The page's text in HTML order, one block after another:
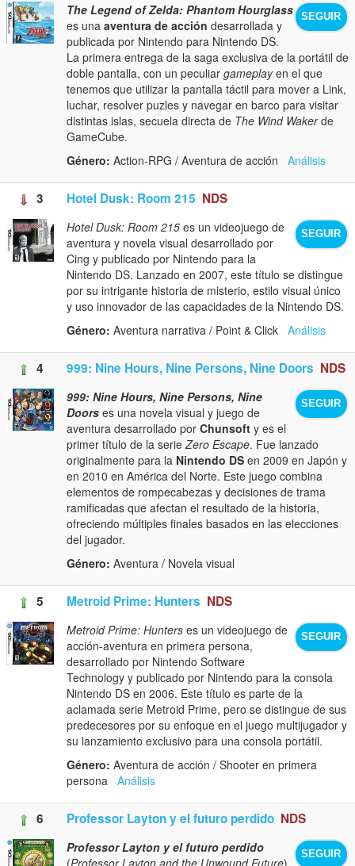
SEGUIR
The Legend of Zelda: Phantom Hourglass
es una aventura de acción desarrollada y
publicada por Nintendo para Nintendo DS.
La primera entrega de la saga exclusiva de la portátil de
doble pantalla, con un peculiar gameplayen el que
tenemos que utilizar la pantalla táctil para mover a Link,
luchar, resolver puzles y navegar en barco para visitar
distintas islas, secuela directa de The Wind Wakerde
GameCube.
Género: Action-RPG / Aventura de acción Análisis
3 Hotel Dusk: Room 215 NDS
SEGUIR
Hotel Dusk: Room 215 es un videojuego de
aventura y novela visual desarrollado por
Cing y publicado por Nintendo para la
Nintendo DS. Lanzado en 2007, este título se distingue
por su intrigante historia de misterio, estilo visual único
y uso innovador de las capacidades de la Nintendo DS.
Género: Aventura narrativa / Point & Click Análisis
4 999: Nine Hours, Nine Persons, Nine Doors NDS
SEGUIR
999: Nine Hours, Nine Persons, Nine
Doors es una novela visual y juego de
aventura desarrollado por Chunsoft y es el
primer título de la serie Zero Escape. Fue lanzado
originalmente para la Nintendo DS en 2009 en Japón y
en 2010 en América del Norte. Este juego combina
elementos de rompecabezas y decisiones de trama
ramificadas que afectan el resultado de la historia,
ofreciendo múltiples finales basados en las elecciones
del jugador.
Género: Aventura / Novela visual
5 Metroid Prime: Hunters NDS
SEGUIR
Metroid Prime: Hunters es un videojuego de
acción-aventura en primera persona,
desarrollado por Nintendo Software
Technology y publicado por Nintendo para la consola
Nintendo DS en 2006. Este título es parte de la
aclamada serie Metroid Prime, pero se distingue de sus
predecesores por su enfoque en el juego multijugador y
su lanzamiento exclusivo para una consola portátil.
Género: Aventura de acción / Shooter en primera
persona Análisis
6 Professor Layton y el futuro perdido NDS
SEGUIR
Professor Layton y el futuro perdido
(Professor Layton and the Unwound Future)